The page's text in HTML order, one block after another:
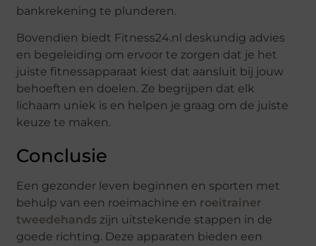
bankrekening te plunderen.
Bovendien biedt Fitness24.nl deskundig advies
en begeleiding om ervoor te zorgen dat je het
juiste fitnessapparaat kiest dat aansluit bij jouw
behoeften en doelen. Ze begrijpen dat elk
lichaam uniek is en helpen je graag om de juiste
keuze te maken.
Conclusie
Een gezonder leven beginnen en sporten met
behulp van een roeimachine en roeitrainer
tweedehands zijn uitstekende stappen in de
goede richting. Deze apparaten bieden een